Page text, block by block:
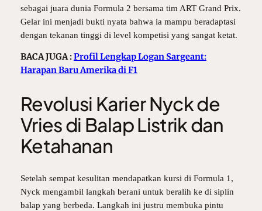
sebagai juara dunia Formula 2 bersama tim ART Grand Prix.
Gelar ini menjadi bukti nyata bahwa ia mampu beradaptasi
dengan tekanan tinggi di level kompetisi yang sangat ketat.
BACA JUGA :Profil Lengkap Logan Sargeant:
Harapan Baru Amerika di F1
Revolusi Karier Nyck de
Vries di Balap Listrik dan
Ketahanan
Setelah sempat kesulitan mendapatkan kursi di Formula 1,
Nyck mengambil langkah berani untuk beralih ke di siplin
balap yang berbeda. Langkah ini justru membuka pintu